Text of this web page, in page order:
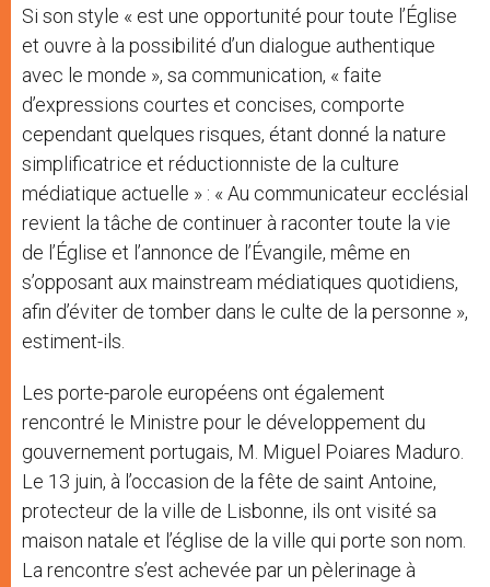
Si son style « est une opportunité pour toute l’Église
et ouvre à la possibilité d’un dialogue authentique
avec le monde », sa communication, « faite
d’expressions courtes et concises, comporte
cependant quelques risques, étant donné la nature
simplificatrice et réductionniste de la culture
médiatique actuelle » : « Au communicateur ecclésial
revient la tâche de continuer à raconter toute la vie
de l’Église et l’annonce de l’Évangile, même en
s’opposant aux mainstream médiatiques quotidiens,
afin d’éviter de tomber dans le culte de la personne »,
estiment-ils.
Les porte-parole européens ont également
rencontré le Ministre pour le développement du
gouvernement portugais, M. Miguel Poiares Maduro.
Le 13 juin, à l’occasion de la fête de saint Antoine,
protecteur de la ville de Lisbonne, ils ont visité sa
maison natale et l’église de la ville qui porte son nom.
La rencontre s’est achevée par un pèlerinage à